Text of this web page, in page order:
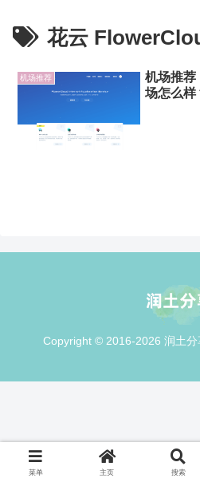
花云
机场推荐
机场推
场怎么样
Copyright © 2016-2026 润土
菜单 主页 搜索